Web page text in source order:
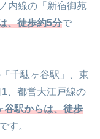
内線の「新宿御苑
、徒歩約5分で
千駄ヶ谷駅」、東
、都営大江戸線の
谷駅からは、徒歩
です。